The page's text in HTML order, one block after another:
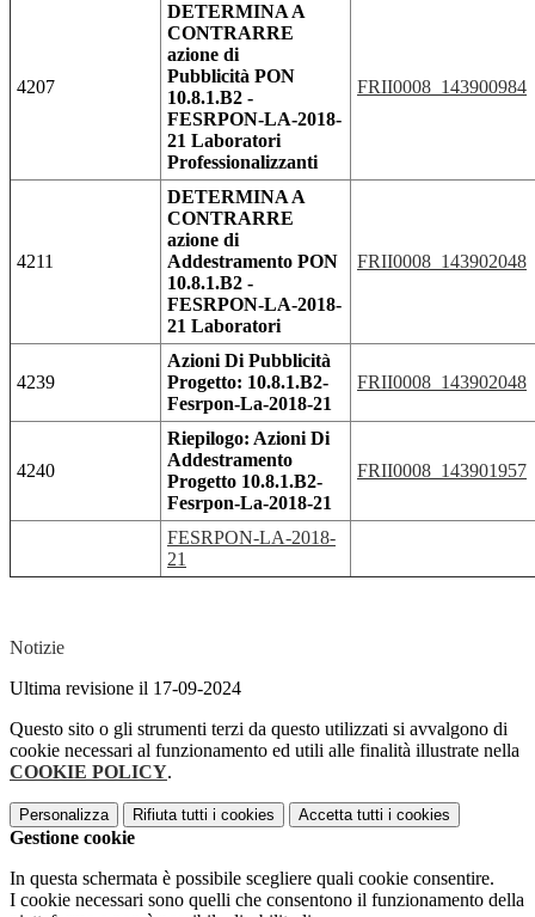
4207
DETERMINA A
CONTRARRE
azione di
Pubblicità PON
10.8.1.B2 -
FESRPON-LA-2018-
21 Laboratori
Professionalizzanti
FRII0008_143900984
4211
DETERMINA A
CONTRARRE
azione di
Addestramento PON
10.8.1.B2 -
FESRPON-LA-2018-
21 Laboratori
FRII0008_143902048
4239
Azioni Di Pubblicità
Progetto: 10.8.1.B2-
Fesrpon-La-2018-21
FRII0008_143902048
4240
Riepilogo: Azioni Di
Addestramento
Progetto 10.8.1.B2-
Fesrpon-La-2018-21
FRII0008_143901957
FESRPON-LA-2018-
21
Notizie
Ultima revisione il 17-09-2024
Questo sito o gli strumenti terzi da questo utilizzati si avvalgono di
cookie necessari al funzionamento ed utili alle finalità illustrate nella
COOKIE POLICY.
Personalizza Rifiuta tutti i cookies Accetta tutti i cookies
Gestione cookie
In questa schermata è possibile scegliere quali cookie consentire.
I cookie necessari sono quelli che consentono il funzionamento della